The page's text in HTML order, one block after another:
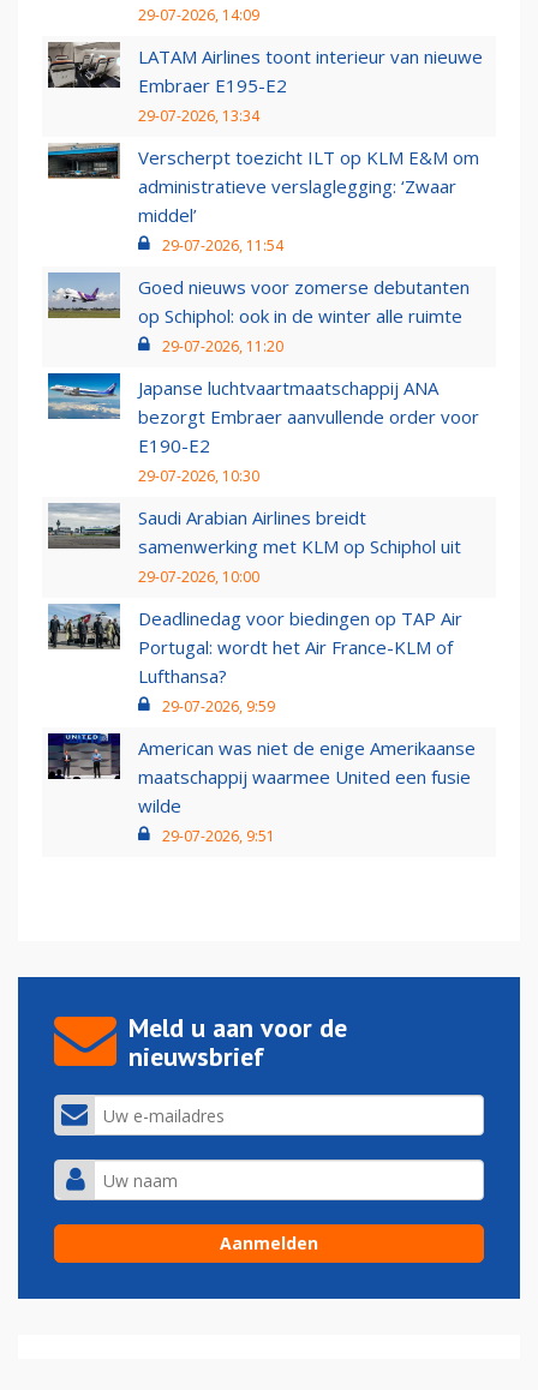
29-07-2026, 14:09
LATAM Airlines toont interieur van nieuwe
Embraer E195-E2
29-07-2026, 13:34
Verscherpt toezicht ILT op KLM E&M om
administratieve verslaglegging: ‘Zwaar
middel’
29-07-2026, 11:54
Goed nieuws voor zomerse debutanten
op Schiphol: ook in de winter alle ruimte
29-07-2026, 11:20
Japanse luchtvaartmaatschappij ANA
bezorgt Embraer aanvullende order voor
E190-E2
29-07-2026, 10:30
Saudi Arabian Airlines breidt
samenwerking met KLM op Schiphol uit
29-07-2026, 10:00
Deadlinedag voor biedingen op TAP Air
Portugal: wordt het Air France-KLM of
Lufthansa?
29-07-2026, 9:59
American was niet de enige Amerikaanse
maatschappij waarmee United een fusie
wilde
29-07-2026, 9:51
Meld u aan voor de
nieuwsbrief